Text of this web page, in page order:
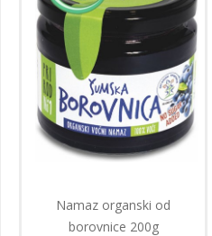
Namaz organski od
borovnice 200g